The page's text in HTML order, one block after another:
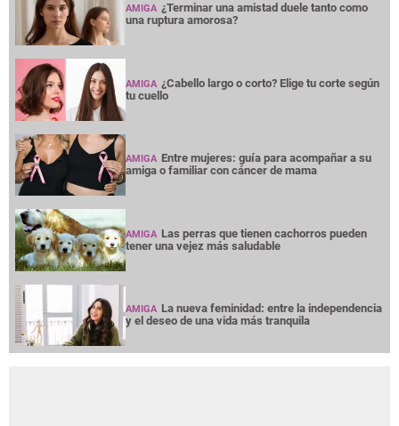
AMIGA ¿Terminar una amistad duele tanto como
una ruptura amorosa?
AMIGA ¿Cabello largo o corto? Elige tu corte según
tu cuello
AMIGA Entre mujeres: guía para acompañar a su
amiga o familiar con cáncer de mama
AMIGA Las perras que tienen cachorros pueden
tener una vejez más saludable
AMIGA La nueva feminidad: entre la independencia
y el deseo de una vida más tranquila